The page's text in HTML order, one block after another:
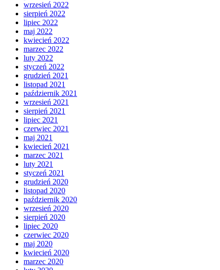
wrzesień 2022
sierpień 2022
lipiec 2022
maj 2022
kwiecień 2022
marzec 2022
luty 2022
styczeń 2022
grudzień 2021
listopad 2021
październik 2021
wrzesień 2021
sierpień 2021
lipiec 2021
czerwiec 2021
maj 2021
kwiecień 2021
marzec 2021
luty 2021
styczeń 2021
grudzień 2020
listopad 2020
październik 2020
wrzesień 2020
sierpień 2020
lipiec 2020
czerwiec 2020
maj 2020
kwiecień 2020
marzec 2020